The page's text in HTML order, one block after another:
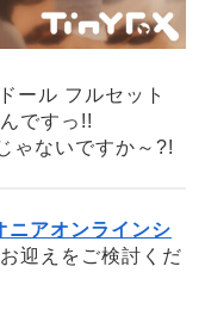
ール フルセット
ですっ!!
ゃないですか～?!
ニアオンラインシ
迎えをご検討くだ